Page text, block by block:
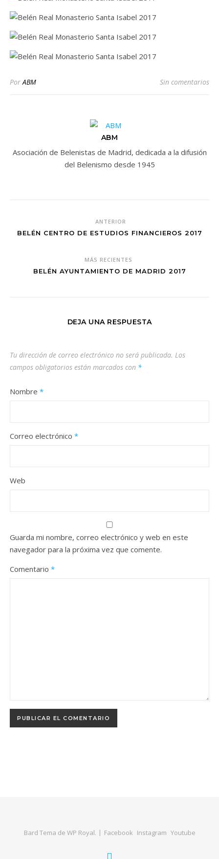
PorABM Sin comentarios
ABM
Asociación de Belenistas de Madrid, dedicada a la difusión
del Belenismo desde 1945
ANTERIOR
BELÉN CENTRO DE ESTUDIOS FINANCIEROS 2017
MÁS RECIENTES
BELÉN AYUNTAMIENTO DE MADRID 2017
DEJA UNA RESPUESTA
Tu dirección de correo electrónico no será publicada. Los
campos obligatorios están marcados con *
Nombre *
Correo electrónico *
Web
Guarda mi nombre, correo electrónico y web en este
navegador para la próxima vez que comente.
Comentario *
Bard Tema de WP Royal. Facebook Instagram Youtube